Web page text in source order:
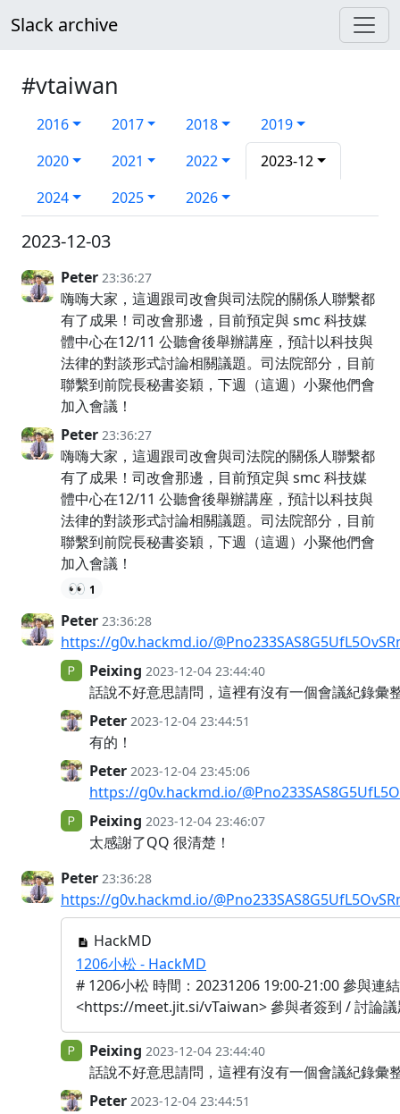
Slack archive
#vtaiwan
2016 2017 2018
2019
2020
2021 2022
2023-12
2024
2025 2026
2023-12-03
Peter 23:36:27
嗨嗨大家，這週跟司改會與司法院的關係人聯繫都
有了成果！司改會那邊，目前預定與 smc 科技媒
體中心在12/11 公聽會後舉辦講座，預計以科技與
法律的對談形式討論相關議題。司法院部分，目前
聯繫到前院長秘書姿穎，下週（這週）小聚他們會
加入會議！
Peter 23:36:27
嗨嗨大家，這週跟司改會與司法院的關係人聯繫都
有了成果！司改會那邊，目前預定與 smc 科技媒
體中心在12/11 公聽會後舉辦講座，預計以科技與
法律的對談形式討論相關議題。司法院部分，目前
聯繫到前院長秘書姿穎，下週（這週）小聚他們會
加入會議！
👀 1
Peter 23:36:28
https://g0v.hackmd.io/
Peixing 2023-12-04 23:44:40
話說不好意思請問，這裡有沒有一個會議紀錄彙
Peter 2023-12-04 23:44:51
有的！
Peter 2023-12-04 23:45:06
https://g0v.hackmd.io/
Peixing 2023-12-04 23:46:07
太感謝了QQ 很清楚！
Peter 23:36:28
https://g0v.hackmd.io/
HackMD
1206小松 - HackMD
# 1206小松 時間：20231206 19:00-21:00 參與連
<https://meet.jit.si/vTaiwan> 參與者簽到 / 討論
Peixing 2023-12-04 23:44:40
話說不好意思請問，這裡有沒有一個會議紀錄彙
Peter 2023-12-04 23:44:51